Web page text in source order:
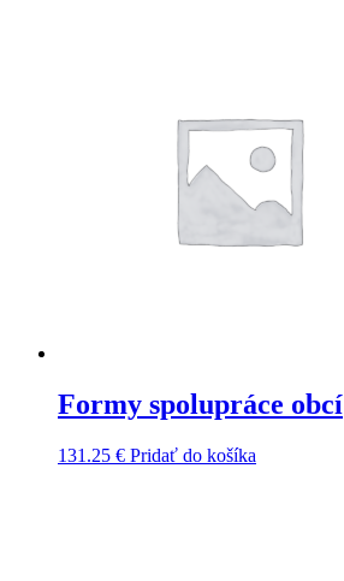
Formy spolupráce obcí
131.25 € Pridať do košíka